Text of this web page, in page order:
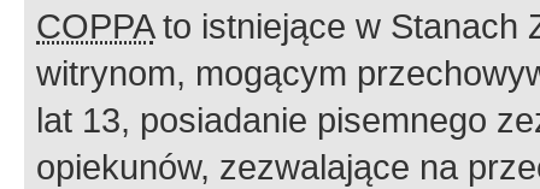
COPPAto istniejące w Stanach
witrynom, mogącym
lat 13, posiadanie pisemnego
opiekunów, zezwalające na